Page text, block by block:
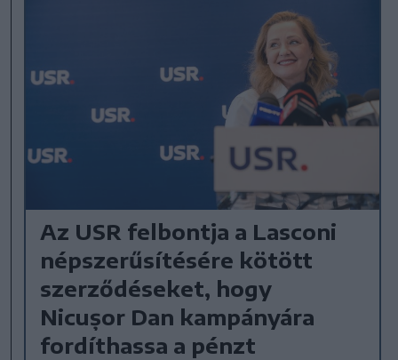
Az USR felbontja a Lasconi
népszerűsítésére kötött
szerződéseket, hogy
Nicușor Dan kampányára
fordíthassa a pénzt